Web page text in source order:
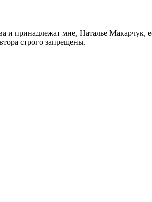
и принадлежат мне, Наталье
строго запрещены.